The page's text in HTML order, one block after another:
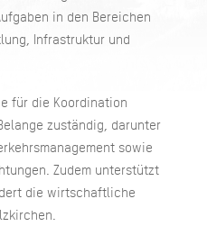
in den Bereichen
Infrastruktur und
für die Koordination
zuständig, darunter
sowie
Zudem unterstützt
die wirtschaftliche